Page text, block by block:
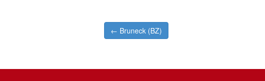
Post
navigation
← Bruneck (BZ)